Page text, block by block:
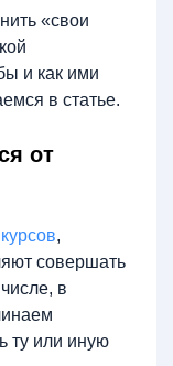
«свои
и как ими
в статье.
от
,
совершать
в
ту или иную